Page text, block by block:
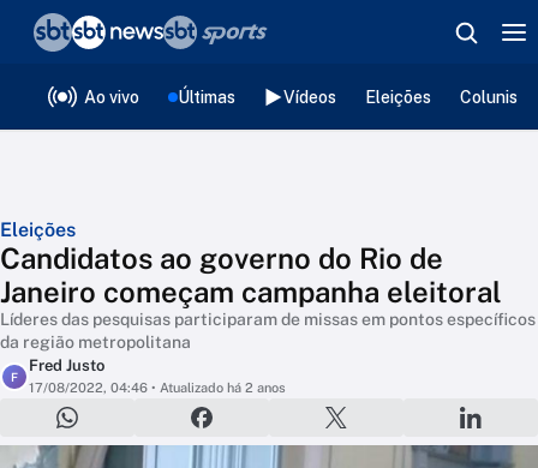
Ao vivo Últimas Vídeos Eleições
Eleições
Candidatos ao governo do Rio de
Janeiro começam campanha eleitoral
Líderes das pesquisas participaram de missas em pontos específicos
da região metropolitana
F
Fred Justo
17/08/2022, 04:46 • Atualizado há 2 anos
❮voltar
Editorias